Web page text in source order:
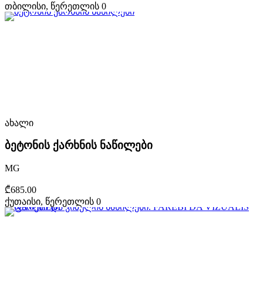
თბილისი, წერეთლის 0
ახალი
ბეტონის ქარხნის ნაწილები
MG
₾685.00
ქუთაისი, წერეთლის 0